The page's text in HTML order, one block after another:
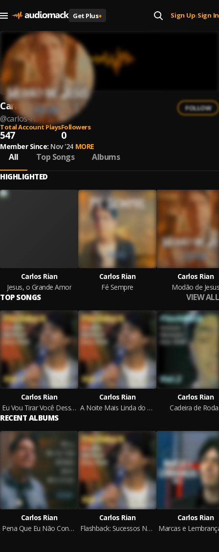
Get Plus+ Sign Up| Sign In
Carlos Rian
@carlos-rian-1
FOLLOW
Total Account Plays
547
Followers
0
Member Since: Nov '24 MORE
All Top Songs Albums
HIGHLIGHTED
Carlos Rian
Jesus, o Grande Amor
Carlos Rian
Fé Sempre
Carlos Rian
Modão de Jesus
TOP SONGS VIEW ALL
Carlos Rian
Eu Vou Tirar Você Desse Lugar
Carlos Rian
A Noite Mais Linda do Mundo
Carlos Rian
Cadeira de
RECENT ALBUMS
Carlos Rian
Pena Que Eu Não Conheci Jesus Bem Antes
Carlos Rian
Flashback: Sucessos Nacionais Anos 70/80, Vol. 1
Carlos Rian